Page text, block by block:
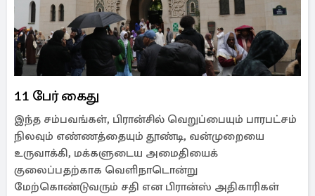
11 பேர் கைது
இந்த சம்பவங்கள், பிரான்சில் வெறுப்பையும் பாரபட்சம்
நிலவும் எண்ணத்தையும் தூண்டி, வன்முறையை
உருவாக்கி, மக்களுடைய அமைதியைக்
குலைப்பதற்காக வெளிநாடொன்று
மேற்கொண்டுவரும் சதி என பிரான்ஸ் அதிகாரிகள்